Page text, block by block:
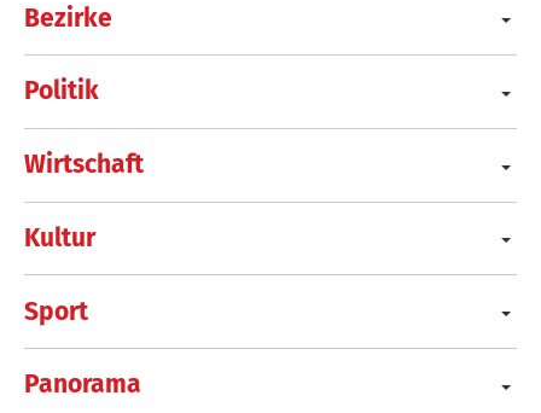
Bezirke
Politik
Wirtschaft
Kultur
Sport
Panorama